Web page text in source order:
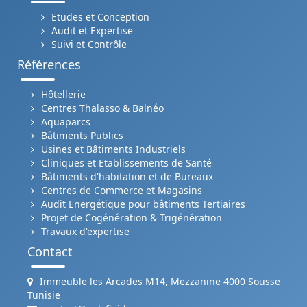
Etudes et Conception
Audit et Expertise
Suivi et Contrôle
Références
Hôtellerie
Centres Thalasso & Balnéo
Aquaparcs
Bâtiments Publics
Usines et Bâtiments Industriels
Cliniques et Etablissements de Santé
Bâtiments d'habitation et de Bureaux
Centres de Commerce et Magasins
Audit Energétique pour bâtiments Tertiaires
Projet de Cogénération & Trigénération
Travaux d'expertise
Contact
Immeuble les Arcades M14, Mezzanine 4000 Sousse
Tunisie